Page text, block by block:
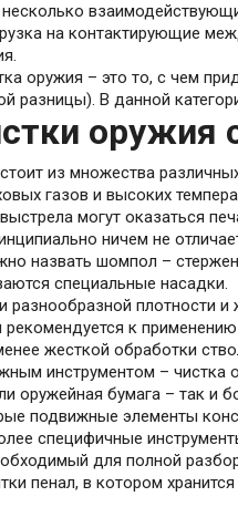
на контактирующие
оружия – это то, с чем
разницы). В данной
оружия
из множества
газов и высоких
могут оказаться
ничем не
назвать шомпол –
специальные насадки.
разнообразной плотности
рекомендуется к
жесткой обработки
инструментом –
оружейная бумага – так и
подвижные элементы
специфичные
для полной
пенал, в котором